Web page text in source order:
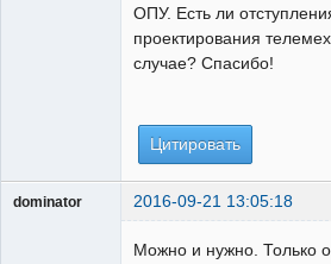
ОПУ. Есть ли
проектирования
случае? Спасибо!
Цитировать
dominator 2016-09-21 13:05:18
Можно и нужно. Только